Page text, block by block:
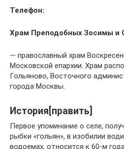
Телефон:
Храм Преподобных Зосимы и
— православный храм
Московской епархии. Храм
Гольяново, Восточного
города Москвы.
История[править]
Первое упоминание о селе,
рыбки «гольян», в изобилии
водоемах, относится к 60-м